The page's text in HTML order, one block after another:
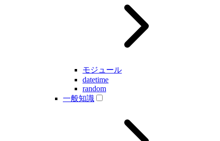
モジュール
datetime
random
一般知識